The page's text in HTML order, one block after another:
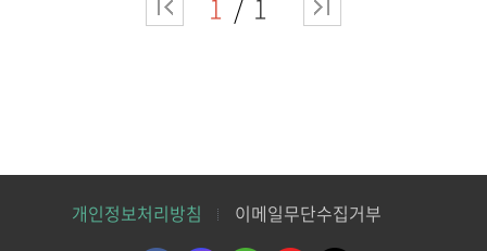
개인정보처리방침 이메일무단수집거부